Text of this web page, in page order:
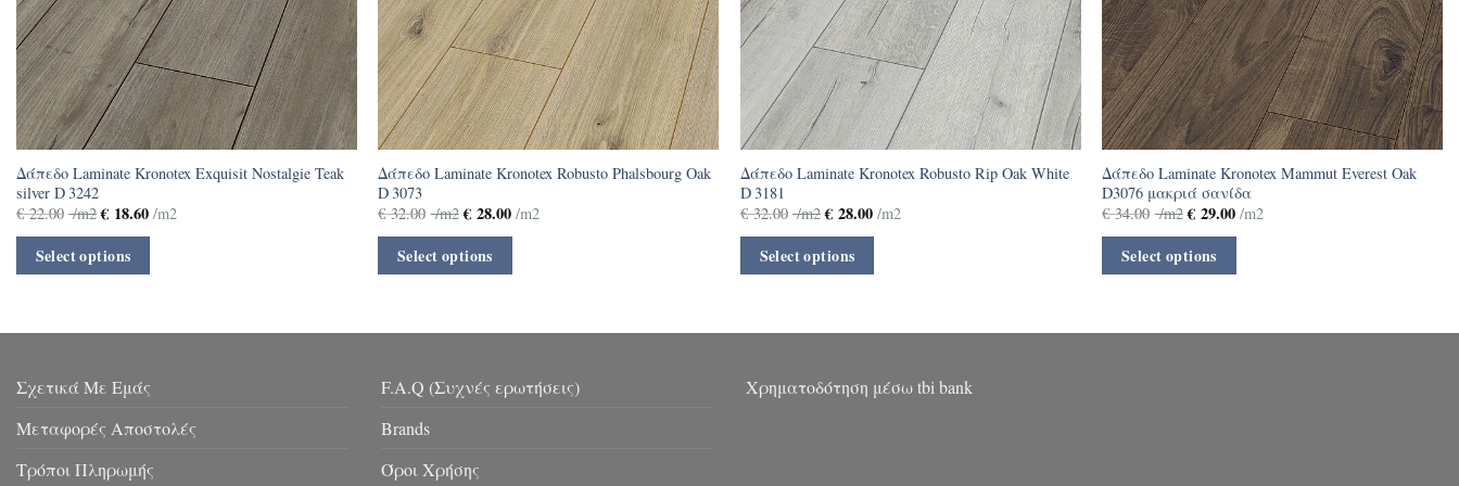
Δάπεδο Laminate Kronotex Exquisit Nostalgie Teak
silver D 3242
€22.00 /m2 € 18.60 /m2
Select options
Δάπεδο Laminate Kronotex Robusto Phalsbourg Oak
D 3073
€32.00 /m2 €28.00/m2
Select options
Δάπεδο Laminate Kronotex Robusto Rip Oak White
D 3181
€32.00 /m2 € 28.00 /m2
Select options
Δάπεδο Laminate Kronotex Mammut Everest Oak
D3076 μακριά σανίδα
€34.00 /m2 €29.00/m2
Select options
Σχετικά Με Εμάς
Μεταφορές Αποστολές
Τρόποι Πληρωμής
F.A.Q (Συχνές ερωτήσεις)
Brands
Όροι Χρήσης
Χρηματοδότηση μέσω tbi bank